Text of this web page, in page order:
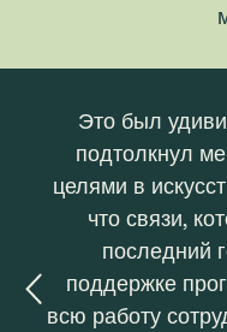
Это был
подтолкнул меня
целями в искусстве
что связи,
последний
поддержке
всю работу